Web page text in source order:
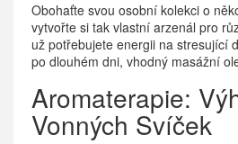
Obohaťte svou osobní kolekci o
vytvořte si tak vlastní arzenál pro
už potřebujete energii na stresující
po dlouhém dni, vhodný masážní
Aromaterapie:
Vonných Svíček